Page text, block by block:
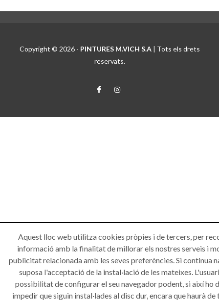
Copyright © 2026 - PINTURES M.VICH S.A| Tots els drets
reservats.
Aquest lloc web utilitza cookies pròpies i de tercers, per
informació amb la finalitat de millorar els nostres serveis i
publicitat relacionada amb les seves preferències. Si continua
suposa l'acceptació de la instal·lació de les mateixes.
possibilitat de configurar el seu navegador podent, si així ho
impedir que siguin instal·lades al disc dur, encara que haurà de